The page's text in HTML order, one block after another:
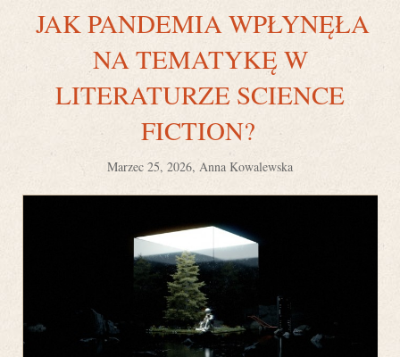
JAK PANDEMIA WPŁYNĘŁA
NA TEMATYKĘ W
LITERATURZE SCIENCE
FICTION?
Marzec 25, 2026, Anna Kowalewska